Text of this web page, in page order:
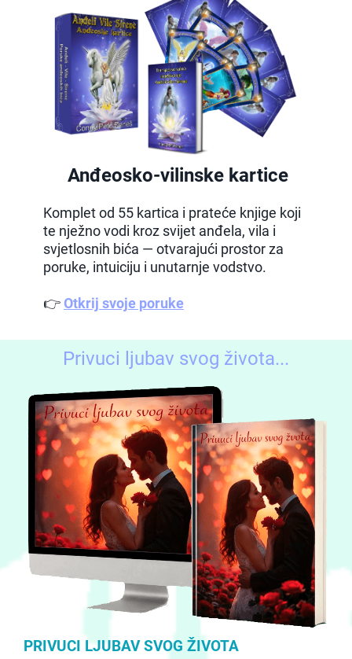
Anđeosko-vilinske kartice
Komplet od 55 kartica i prateće knjige koji
te nježno vodi kroz svijet anđela, vila i
svjetlosnih bića — otvarajući prostor za
poruke, intuiciju i unutarnje vodstvo.
👉Otkrij svoje poruke
Privuci ljubav svog života...
PRIVUCI LJUBAV SVOG ŽIVOTA